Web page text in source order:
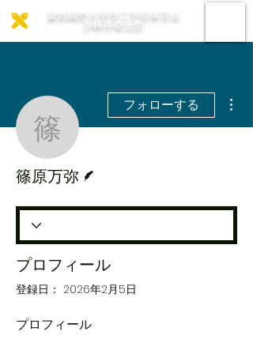
慶應義塾大学理工学部体育会
少林寺拳法部
篠原万弥
フォローする
篠原万弥
プロフィール
登録日： 2026年2月5日
プロフィール